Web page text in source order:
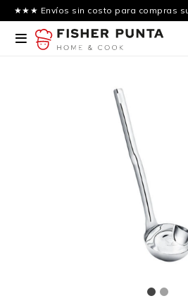
★★★ Envíos sin costo para compras
